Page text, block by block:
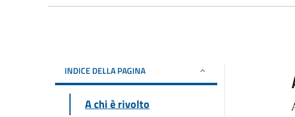
INDICE DELLA PAGINA
A chi è rivolto